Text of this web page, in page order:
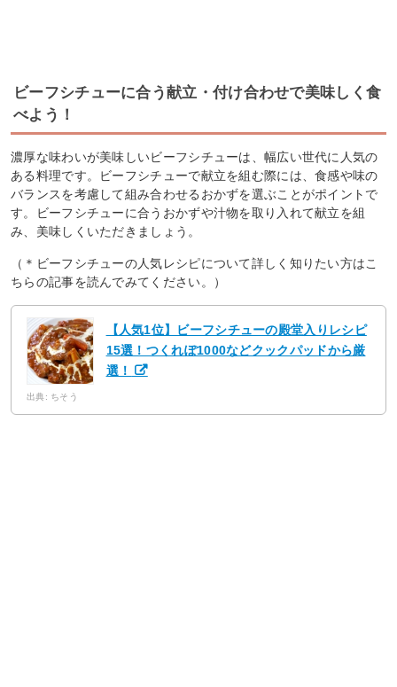
ビーフシチューに合う献立・付け合わせで美味しく食
べよう！
濃厚な味わいが美味しいビーフシチューは、幅広い世代に人気の
ある料理です。ビーフシチューで献立を組む際には、食感や味の
バランスを考慮して組み合わせるおかずを選ぶことがポイントで
す。ビーフシチューに合うおかずや汁物を取り入れて献立を組
み、美味しくいただきましょう。
（＊ビーフシチューの人気レシピについて詳しく知りたい方はこ
ちらの記事を読んでみてください。）
【人気1位】ビーフシチューの殿堂入りレシピ
15選！つくれぽ1000などクックパッドから厳
選！
出典: ちそう